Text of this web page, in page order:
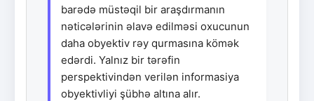
barədə müstəqil bir araşdırmanın
nəticələrinin əlavə edilməsi oxucunun
daha obyektiv rəy qurmasına kömək
edərdi. Yalnız bir tərəfin
perspektivindən verilən informasiya
obyektivliyi şübhə altına alır.